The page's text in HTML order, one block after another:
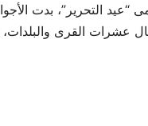
ما يسمى “عيد التحرير”، بدت
عشرات القرى